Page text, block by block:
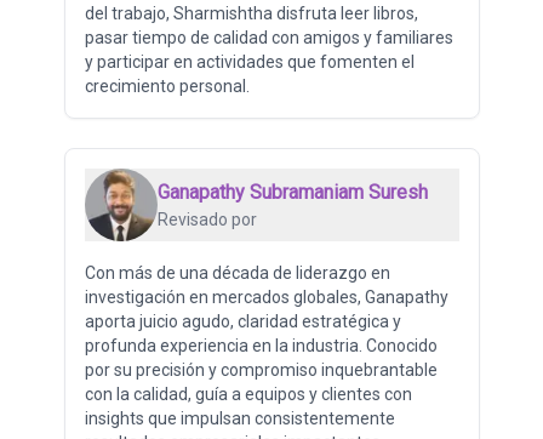
del trabajo, Sharmishtha disfruta leer libros,
pasar tiempo de calidad con amigos y familiares
y participar en actividades que fomenten el
crecimiento personal.
Ganapathy Subramaniam Suresh
Revisado por
Con más de una década de liderazgo en
investigación en mercados globales, Ganapathy
aporta juicio agudo, claridad estratégica y
profunda experiencia en la industria. Conocido
por su precisión y compromiso inquebrantable
con la calidad, guía a equipos y clientes con
insights que impulsan consistentemente